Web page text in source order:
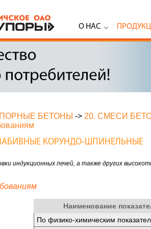
О НАС
БЕТОНЫ -> 20. СМЕСИ
КОРУНДО-ШПИНЕЛЬНЫЕ
индукционных печей, а также других
Наименование
По физико-химическим